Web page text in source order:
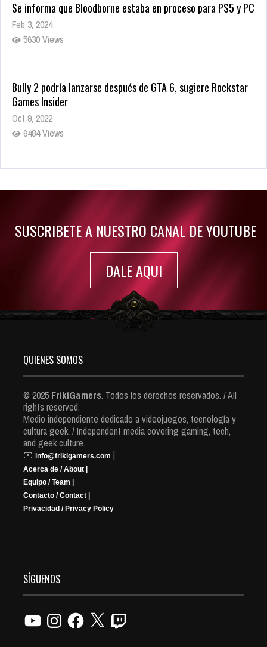
Se informa que Bloodborne estaba en proceso para PS5 y PC
Feb 3, 2024
5630 Views
Bully 2 podría lanzarse después de GTA 6, sugiere Rockstar
Games Insider
Oct 9, 2022
6484 Views
Rumor: Se filtran los primeros detalles de Resident Evil 9
SUSCRIBETE A NUESTRO CANAL DE YOUTUBE
DALE AQUI
QUIENES SOMOS
© 2025 FrikiGamers. Todos los derechos reservados. / All
rights reserved.
Medio independiente dedicado a videojuegos, tecnología y
cultura geek. / Independent media covering gaming, tech,
and geek culture.
📧 info@frikigamers.com |
Acerca de / About |
Equipo / Team |
Contacto / Contact |
Privacidad / Privacy Policy
SÍGUENOS
YouTubeInstagramFacebook
X Twitch